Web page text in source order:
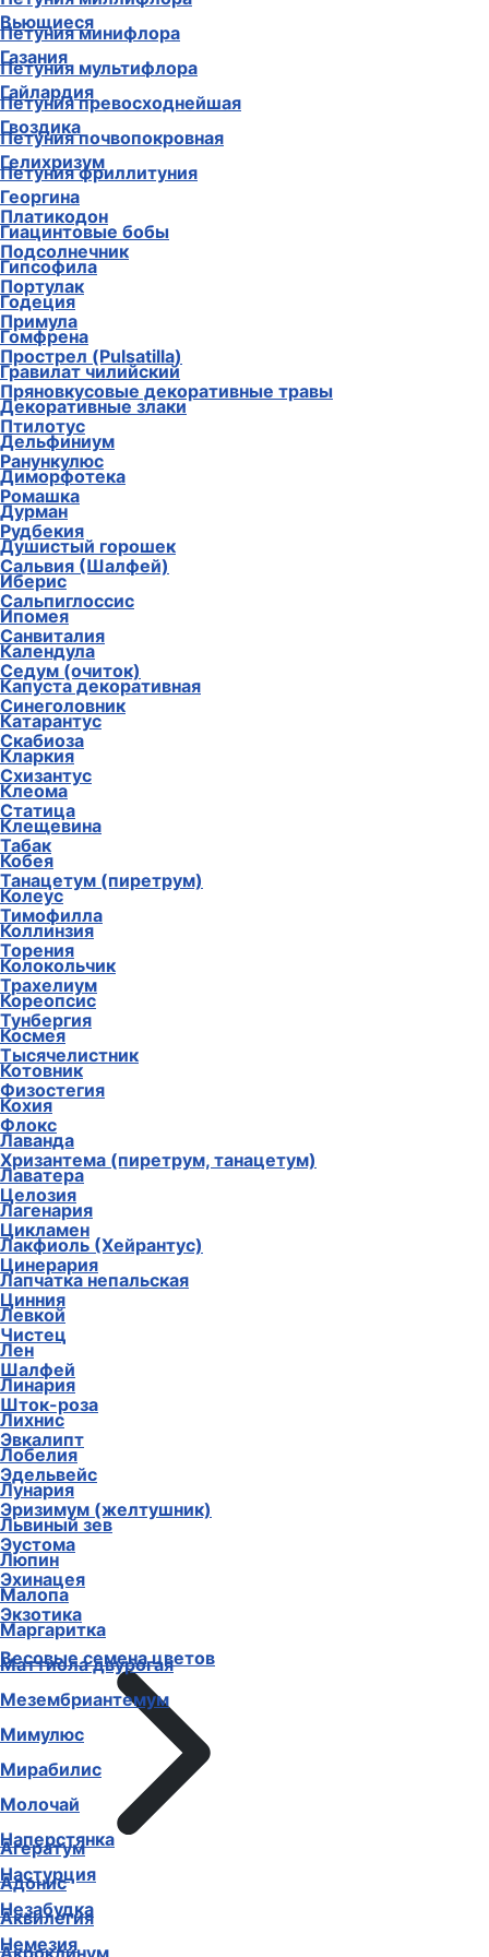
Петуния минифлора
Петуния мультифлора
Петуния превосходнейшая
Петуния почвопокровная
Петуния фриллитуния
Платикодон
Подсолнечник
Портулак
Примула
Прострел (Pulsatilla)
Пряновкусовые декоративные травы
Птилотус
Ранункулюс
Ромашка
Рудбекия
Сальвия (Шалфей)
Сальпиглоссис
Санвиталия
Седум (очиток)
Синеголовник
Скабиоза
Схизантус
Статица
Табак
Танацетум (пиретрум)
Тимофилла
Торения
Трахелиум
Тунбергия
Тысячелистник
Физостегия
Флокс
Хризантема (пиретрум, танацетум)
Целозия
Цикламен
Цинерария
Цинния
Чистец
Шалфей
Шток-роза
Эвкалипт
Эдельвейс
Эризимум (желтушник)
Эустома
Эхинацея
Экзотика
Весовые семена цветов
Агератум
Адонис
Аквилегия
Акроклинум
Вьющиеся
Газания
Гайлардия
Гвоздика
Гелихризум
Георгина
Гиацинтовые бобы
Гипсофила
Годеция
Гомфрена
Гравилат чилийский
Декоративные злаки
Дельфиниум
Диморфотека
Дурман
Душистый горошек
Иберис
Ипомея
Календула
Капуста декоративная
Катарантус
Кларкия
Клеома
Клещевина
Кобея
Колеус
Коллинзия
Колокольчик
Кореопсис
Космея
Котовник
Кохия
Лаванда
Лаватера
Лагенария
Лакфиоль (Хейрантус)
Лапчатка непальская
Левкой
Лен
Линария
Лихнис
Лобелия
Лунария
Львиный зев
Люпин
Малопа
Маргаритка
Маттиола двурогая
Мезембриантемум
Мимулюс
Мирабилис
Молочай
Наперстянка
Настурция
Незабудка
Немезия